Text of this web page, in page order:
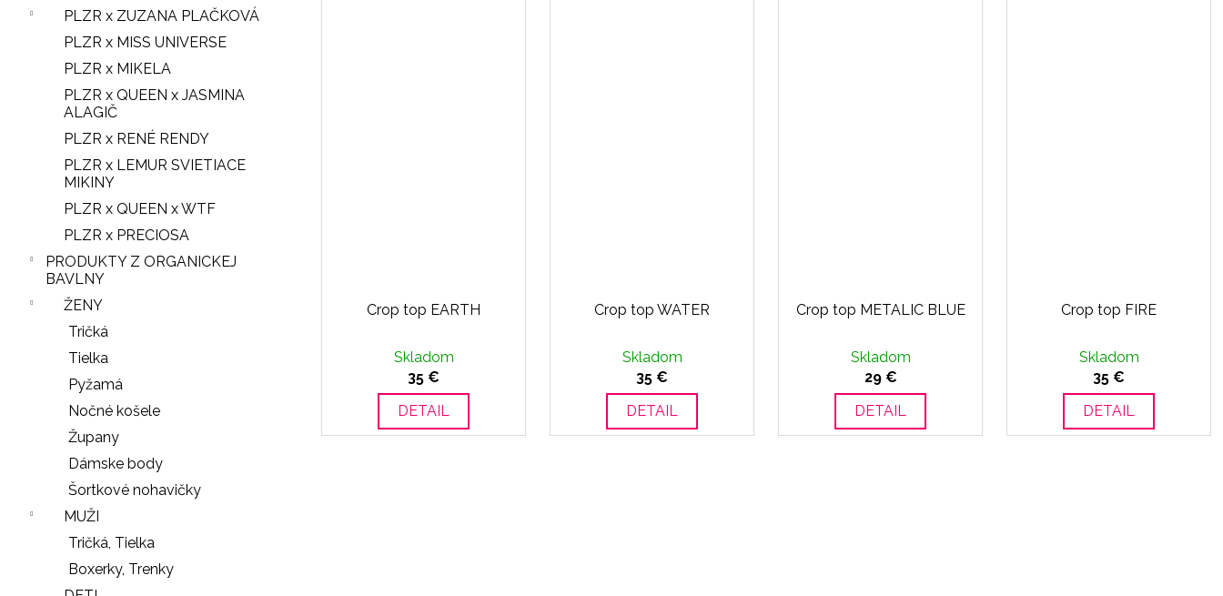
PLZR x ZUZANA PLAČKOVÁ
PLZR x MISS UNIVERSE
PLZR x MIKELA
PLZR x QUEEN x JASMINA
ALAGIČ
PLZR x RENÉ RENDY
PLZR x LEMUR SVIETIACE
MIKINY
PLZR x QUEEN x WTF
PLZR x PRECIOSA
PRODUKTY Z ORGANICKEJ
BAVLNY
ŽENY
Tričká
Tielka
Pyžamá
Nočné košele
Župany
Dámske body
Šortkové nohavičky
MUŽI
Tričká, Tielka
Boxerky, Trenky
Crop top EARTH
Skladom
35 €
DETAIL
Crop top WATER
Skladom
35 €
DETAIL
Crop top METALIC BLUE
Skladom
29 €
DETAIL
Crop top FIRE
Skladom
35 €
DETAIL